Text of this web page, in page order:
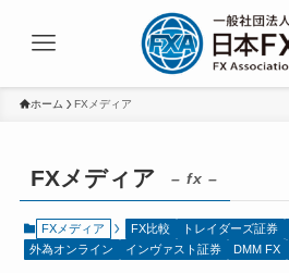
ホーム FXメディア
FXメディア – fx –
FXメディア FX比較 トレイダーズ証券
外為オンライン
インヴァスト証券 DMM FX